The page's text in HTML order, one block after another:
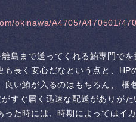
okinawa/A4705/A470501/
島まで送ってくれる鮪專門でを
も長く安心だなという点と、HP
良い鮪が入るのはもちろん、 梱
すぐ届く迅速な配送がありがた
った時には、時期によってはイ